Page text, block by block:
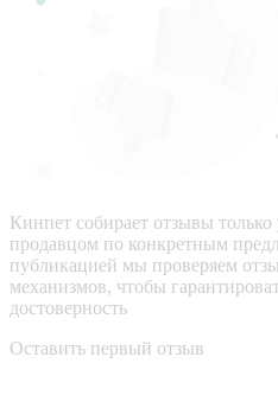
Кинпет собирает отзывы только
продавцом по конкретным
публикацией мы проверяем
механизмов, чтобы
достоверность
Оставить первый отзыв